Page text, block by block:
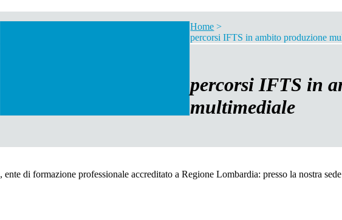
Home >
percorsi IFTS in ambito produzione
percorsi IFTS in
multimediale
di formazione professionale accreditato a Regione Lombardia: presso la nostra